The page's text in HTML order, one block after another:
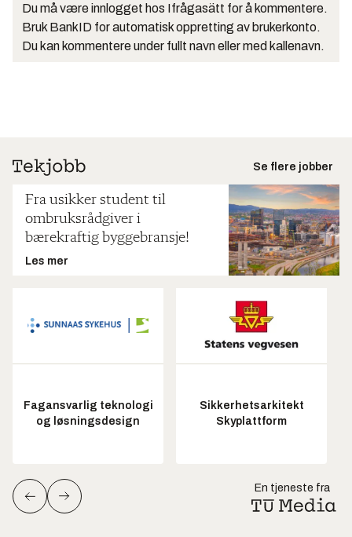
Du må være innlogget hos Ifrågasätt for å kommentere.
Bruk BankID for automatisk oppretting av brukerkonto.
Du kan kommentere under fullt navn eller med kallenavn.
Se flere jobber
Fra usikker student til
ombruksrådgiver i
bærekraftig byggebransje!
Les mer
Fagansvarlig teknologi
og løsningsdesign
Sikkerhetsarkitekt
Skyplattform
En tjeneste fra